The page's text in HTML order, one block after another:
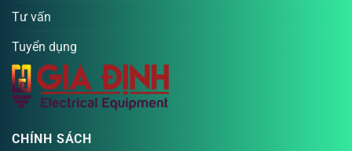
Tư vấn
Tuyển dụng
CHÍNH SÁCH